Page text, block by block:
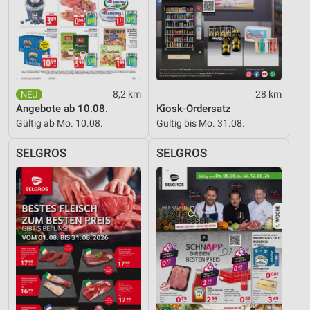
8,2 km
Angebote ab 10.08.
Gültig ab Mo. 10.08.
28 km
Kiosk-Ordersatz
Gültig bis Mo. 31.08.
SELGROS SELGROS